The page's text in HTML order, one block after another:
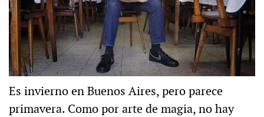
Es invierno en Buenos Aires, pero parece
primavera. Como por arte de magia, no hay